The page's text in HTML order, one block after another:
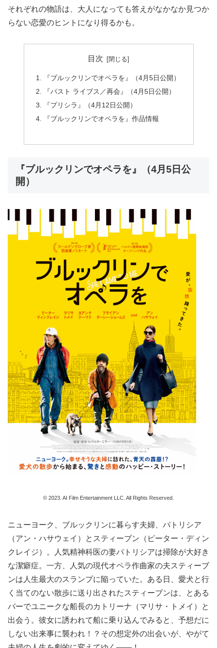
それぞれの物語は、大人になっても答えがなかなか見つか
らない恋愛のヒントになり得るかも。
目次
『ブルックリンでオペラを』（4月5日公開）
『パスト ライブス／再会』（4月5日公開）
『プリシラ』（4月12日公開）
『ブルックリンでオペラを』作品情報
『ブルックリンでオペラを』（4月5日公
開）
© 2023. AI Film Entertainment LLC. All Rights Reserved.
ニューヨーク、ブルックリンに暮らす夫婦、パトリシア
（アン・ハサウェイ）とスティーブン（ピーター・ディン
クレイジ）。人気精神科医の妻パトリシアは掃除が大好き
な潔癖症。一方、人気の現代オペラ作曲家の夫スティーブ
ンは人生最大のスランプに陥っていた。ある日、愛犬と行
く当てのない散歩に送り出されたスティーブンは、とある
バーでユニークな船⻑のカトリーナ（マリサ・トメイ）と
出会う。彼女に誘われて船に乗り込んでみると、予想だに
しない出来事に襲われ！？その想定外の出会いが、やがて